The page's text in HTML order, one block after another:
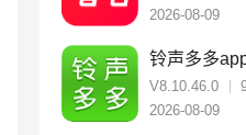
2026-08-09
铃声多多
V8.10.46.0
2026-08-09